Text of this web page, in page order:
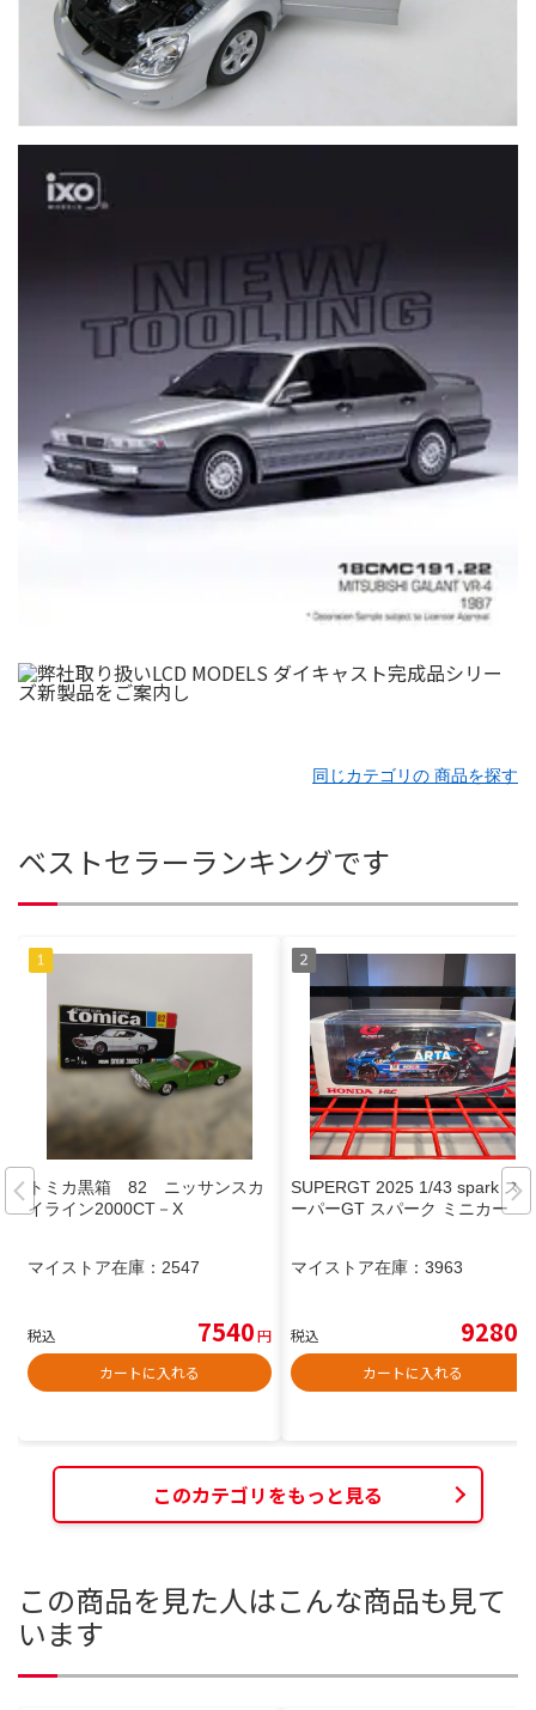
同じカテゴリの 商品を探す
ベストセラーランキングです
トミカ黒箱 82 ニッサンスカ
イライン2000CT－X
マイストア在庫： 2547
税込 7540円
カートに入れる
SUPERGT 2025 1/43 spark ス
ーパーGT スパーク ミニカー
マイストア在庫： 3963
税込 9280
カートに入れる
このカテゴリをもっと見る
この商品を見た人はこんな商品も見て
います